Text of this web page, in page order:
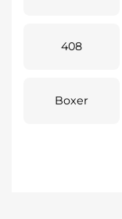
408
Boxer